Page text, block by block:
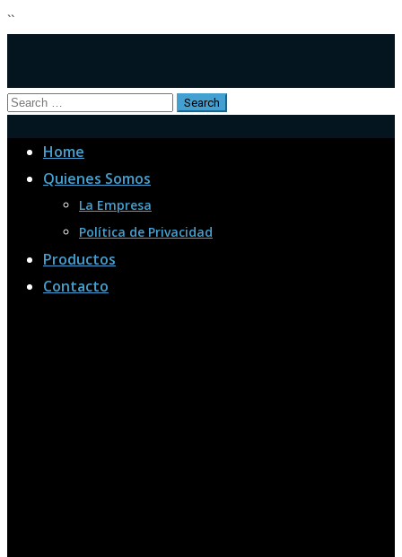
``
Home
Quienes Somos
La Empresa
Política de Privacidad
Productos
Contacto